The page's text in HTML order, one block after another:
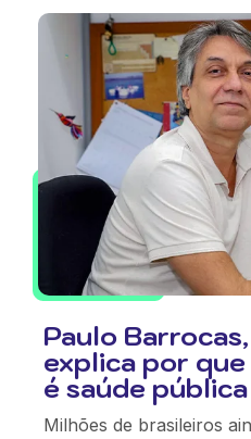
Paulo
explica por
é saúde pública
Milhões de brasileiros